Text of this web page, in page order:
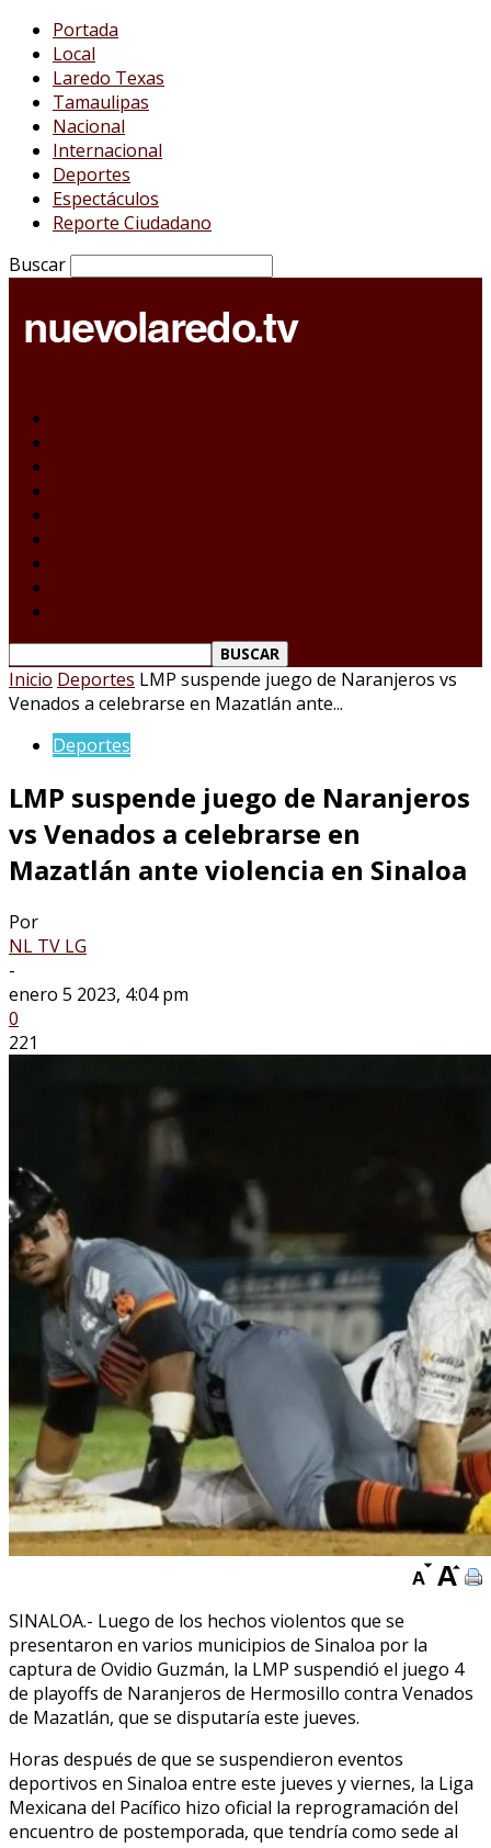
Portada
Local
Laredo Texas
Tamaulipas
Nacional
Internacional
Deportes
Espectáculos
Reporte Ciudadano
Buscar
Inicio Deportes LMP suspende juego de Naranjeros vs
Venados a celebrarse en Mazatlán ante...
Deportes
LMP suspende juego de Naranjeros
vs Venados a celebrarse en
Mazatlán ante violencia en Sinaloa
Por
NL TV LG
-
enero 5 2023, 4:04 pm
0
221
SINALOA.- Luego de los hechos violentos que se
presentaron en varios municipios de Sinaloa por la
captura de Ovidio Guzmán, la LMP suspendió el juego 4
de playoffs de Naranjeros de Hermosillo contra Venados
de Mazatlán, que se disputaría este jueves.
Horas después de que se suspendieron eventos
deportivos en Sinaloa entre este jueves y viernes, la Liga
Mexicana del Pacífico hizo oficial la reprogramación del
encuentro de postemporada, que tendría como sede al